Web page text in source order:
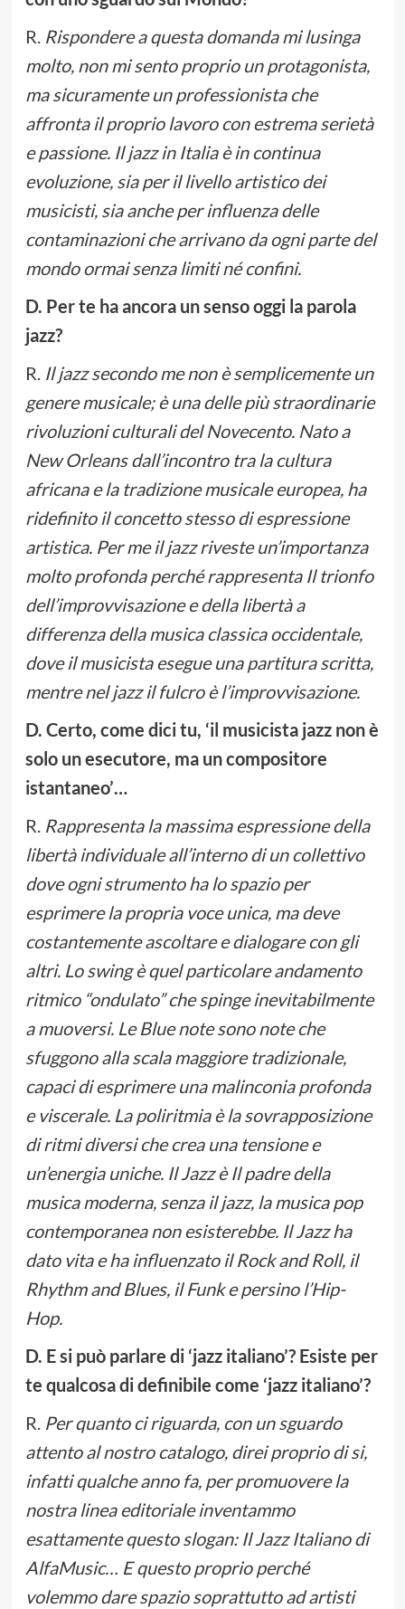
R.Rispondere a questa domanda mi lusinga
molto, non mi sento proprio un protagonista,
ma sicuramente un professionista che
affronta il proprio lavoro con estrema serietà
e passione. Il jazz in Italia è in continua
evoluzione, sia per il livello artistico dei
musicisti, sia anche per influenza delle
contaminazioni che arrivano da ogni parte del
mondo ormai senza limiti né confini.
D. Per te ha ancora un senso oggi la parola
jazz?
R. Il jazz secondo me non è semplicemente un
genere musicale; è una delle più straordinarie
rivoluzioni culturali del Novecento. Nato a
New Orleans dall’incontro tra la cultura
africana e la tradizione musicale europea, ha
ridefinito il concetto stesso di espressione
artistica. Per me il jazz riveste un’importanza
molto profonda perché rappresenta Il trionfo
dell’improvvisazione e della libertà a
differenza della musica classica occidentale,
dove il musicista esegue una partitura scritta,
mentre nel jazz il fulcro è l’improvvisazione.
D. Certo, come dici tu, ‘il musicista jazz non è
solo un esecutore, ma un compositore
istantaneo’…
R. Rappresenta la massima espressione della
libertà individuale all’interno di un collettivo
dove ogni strumento ha lo spazio per
esprimere la propria voce unica, ma deve
costantemente ascoltare e dialogare con gli
altri. Lo swing è quel particolare andamento
ritmico “ondulato” che spinge inevitabilmente
a muoversi. Le Blue note sono note che
sfuggono alla scala maggiore tradizionale,
capaci di esprimere una malinconia profonda
e viscerale. La poliritmia è la sovrapposizione
di ritmi diversi che crea una tensione e
un’energia uniche. Il Jazz è Il padre della
musica moderna, senza il jazz, la musica pop
contemporanea non esisterebbe. Il Jazz ha
dato vita e ha influenzato il Rock and Roll, il
Rhythm and Blues, il Funk e persino l’Hip-
Hop.
D. E si può parlare di ‘jazz italiano’? Esiste per
te qualcosa di definibile come ‘jazz italiano’?
R.Per quanto ci riguarda, con un sguardo
attento al nostro catalogo, direi proprio di si,
infatti qualche anno fa, per promuovere la
nostra linea editoriale inventammo
esattamente questo slogan: Il Jazz Italiano di
AlfaMusic… E questo proprio perché
volemmo dare spazio soprattutto ad artisti